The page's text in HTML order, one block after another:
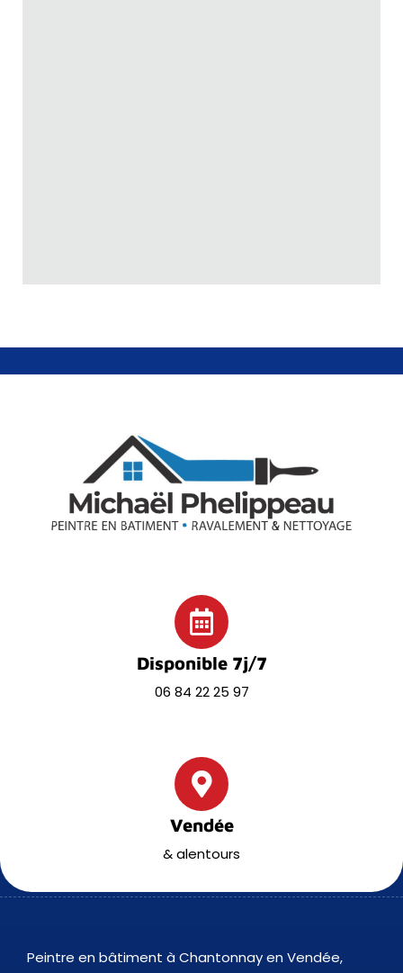
Disponible 7j/7
06 84 22 25 97
Vendée
& alentours
Peintre en bâtiment à Chantonnay en Vendée,